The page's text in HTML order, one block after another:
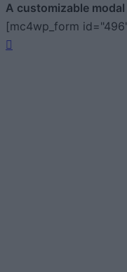
A customizable
[mc4wp_form